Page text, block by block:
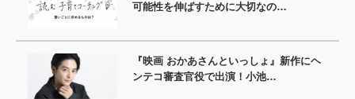
可能性を伸ばすために大切なの…
『映画 おかあさんといっしょ』新作にヘ
ンテコ審査官役で出演！小池…